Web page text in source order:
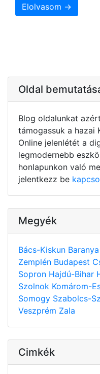
Elolvasom →
Oldal
Blog oldalunkat
támogassuk a hazai
Online jelenlétét a
legmodernebb
honlapunkon való
jelentkezz be
Megyék
Bács-Kiskun Baranya
Zemplén Budapest
Sopron Hajdú-Bihar
Szolnok Komárom-
Somogy Szabolcs-
Veszprém Zala
Cimkék